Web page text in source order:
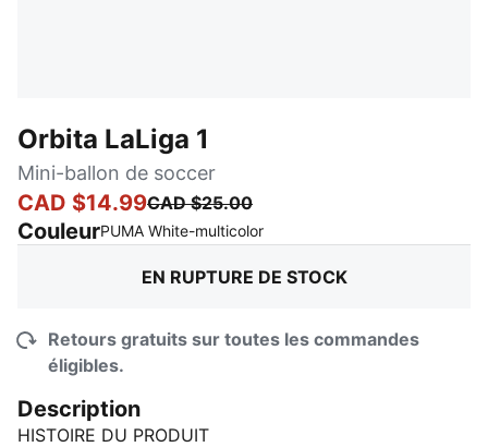
Orbita LaLiga 1
Mini-ballon de soccer
CAD $14.99CAD $25.00
CouleurPUMA White-multicolor:
EN RUPTURE DE STOCK
Retours gratuits sur toutes les commandes
éligibles.
Description
HISTOIRE DU PRODUIT